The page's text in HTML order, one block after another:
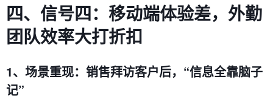
四、信号四：移动端体验差，外勤
团队效率大打折扣
1、场景重现：销售拜访客户后，“信息全靠脑子
记”